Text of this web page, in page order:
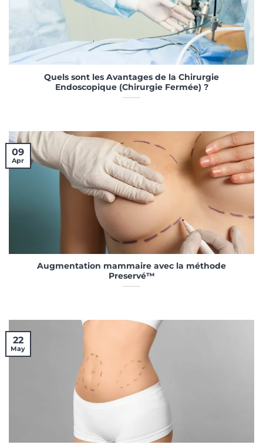
Quels sont les Avantages de la Chirurgie
Endoscopique (Chirurgie Fermée) ?
Augmentation mammaire avec la méthode
Preservé™
09
Apr
22
May